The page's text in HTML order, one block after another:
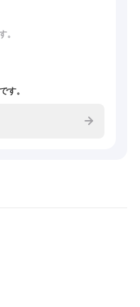
す。